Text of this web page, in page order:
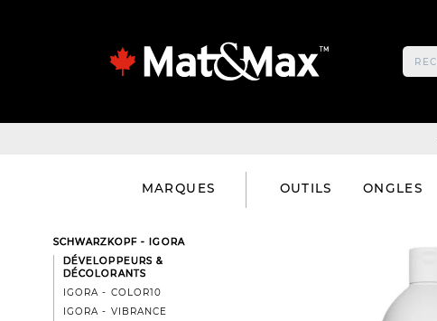
MARQUES OUTILS ONGLES
SCHWARZKOPF - IGORA
DÉVELOPPEURS &
DÉCOLORANTS
IGORA - COLOR10
IGORA - VIBRANCE